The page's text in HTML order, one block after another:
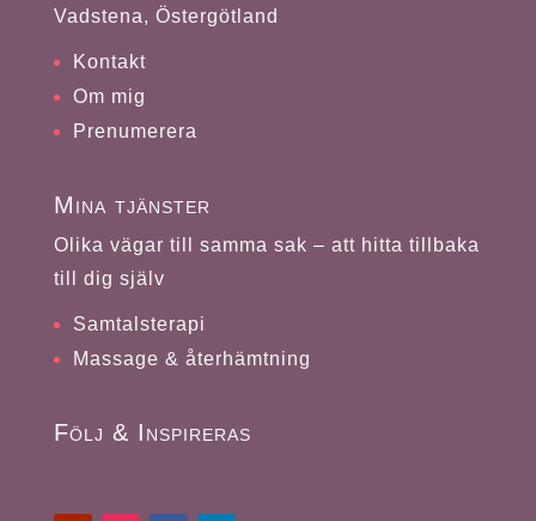
Vadstena, Östergötland
Kontakt
Om mig
Prenumerera
Mina tjänster
Olika vägar till samma sak – att hitta tillbaka
till dig själv
Samtalsterapi
Massage & återhämtning
Följ & Inspireras